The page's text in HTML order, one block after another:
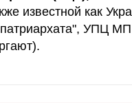
известной как
патриархата", УПЦ